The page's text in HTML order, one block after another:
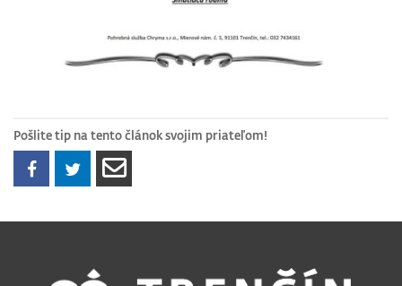
Pošlite tip na tento článok svojim priateľom!